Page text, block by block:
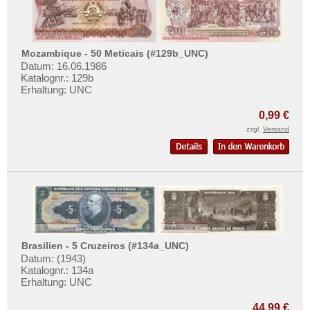
Surinam
Trinidad und Tobago
Uruguay
USA
Venezuela
Mozambique - 50 Meticais (#129b_UNC)
Datum: 16.06.1986
Katalognr.: 129b
Erhaltung: UNC
0,99 €
zzgl. Versand
Brasilien - 5 Cruzeiros (#134a_UNC)
Datum: (1943)
Katalognr.: 134a
Erhaltung: UNC
44,99 €